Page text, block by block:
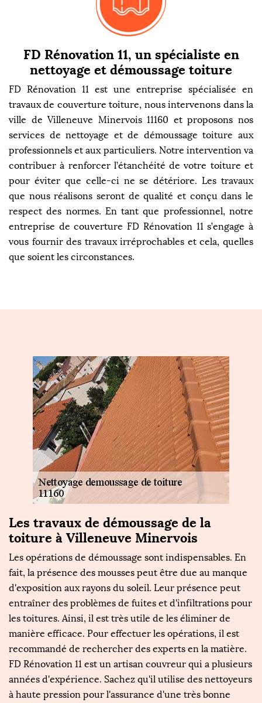
FD Rénovation 11, un spécialiste en
nettoyage et démoussage toiture
FD Rénovation 11 est une entreprise spécialisée en
travaux de couverture toiture, nous intervenons dans la
ville de Villeneuve Minervois 11160 et proposons nos
services de nettoyage et de démoussage toiture aux
professionnels et aux particuliers. Notre intervention va
contribuer à renforcer l’étanchéité de votre toiture et
pour éviter que celle-ci ne se détériore. Les travaux
que nous réalisons seront de qualité et conçu dans le
respect des normes. En tant que professionnel, notre
entreprise de couverture FD Rénovation 11 s’engage à
vous fournir des travaux irréprochables et cela, quelles
que soient les circonstances.
Les travaux de démoussage de la
toiture à Villeneuve Minervois
Les opérations de démoussage sont indispensables. En
fait, la présence des mousses peut être due au manque
d'exposition aux rayons du soleil. Leur présence peut
entraîner des problèmes de fuites et d'infiltrations pour
les toitures. Ainsi, il est très utile de les éliminer de
manière efficace. Pour effectuer les opérations, il est
recommandé de rechercher des experts en la matière.
FD Rénovation 11 est un artisan couvreur qui a plusieurs
années d'expérience. Sachez qu'il utilise des nettoyeurs
à haute pression pour l'assurance d'une très bonne